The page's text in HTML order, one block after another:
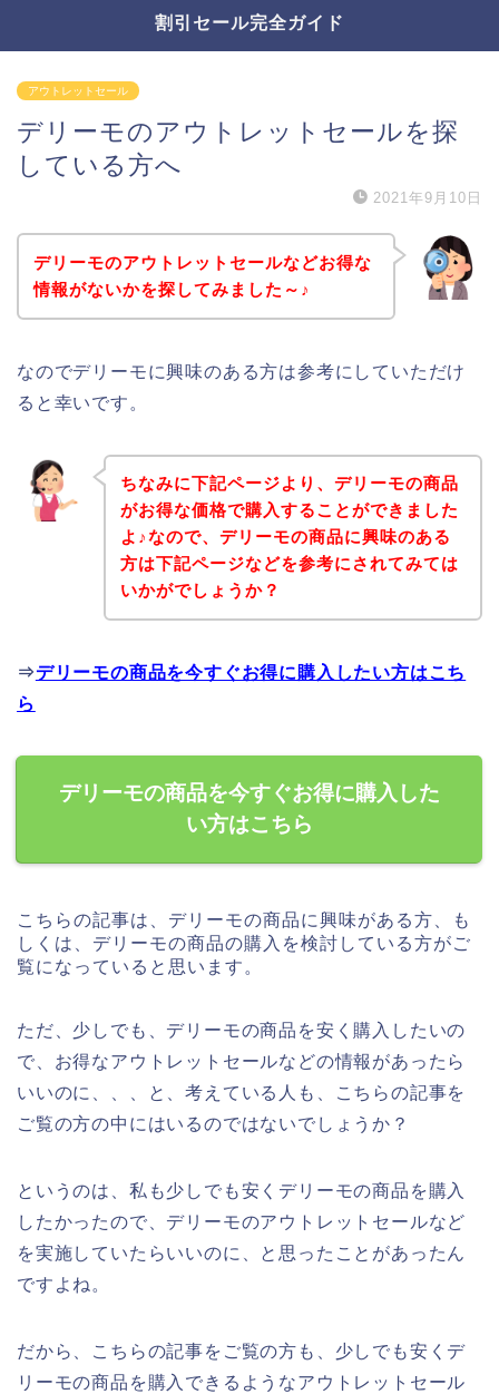
割引セール完全ガイド
アウトレットセール
デリーモのアウトレットセールを探
している方へ
2021年9月10日
デリーモのアウトレットセールなどお得な
情報がないかを探してみました～♪
なのでデリーモに興味のある方は参考にしていただけ
ると幸いです。
ちなみに下記ページより、デリーモの商品
がお得な価格で購入することができました
よ♪なので、デリーモの商品に興味のある
方は下記ページなどを参考にされてみては
いかがでしょうか？
⇒デリーモの商品を今すぐお得に購入したい方はこち
ら
デリーモの商品を今すぐお得に購入した
い方はこちら
こちらの記事は、デリーモの商品に興味がある方、も
しくは、デリーモの商品の購入を検討している方がご
覧になっていると思います。
ただ、少しでも、デリーモの商品を安く購入したいの
で、お得なアウトレットセールなどの情報があったら
いいのに、、、と、考えている人も、こちらの記事を
ご覧の方の中にはいるのではないでしょうか？
というのは、私も少しでも安くデリーモの商品を購入
したかったので、デリーモのアウトレットセールなど
を実施していたらいいのに、と思ったことがあったん
ですよね。
だから、こちらの記事をご覧の方も、少しでも安くデ
リーモの商品を購入できるようなアウトレットセール